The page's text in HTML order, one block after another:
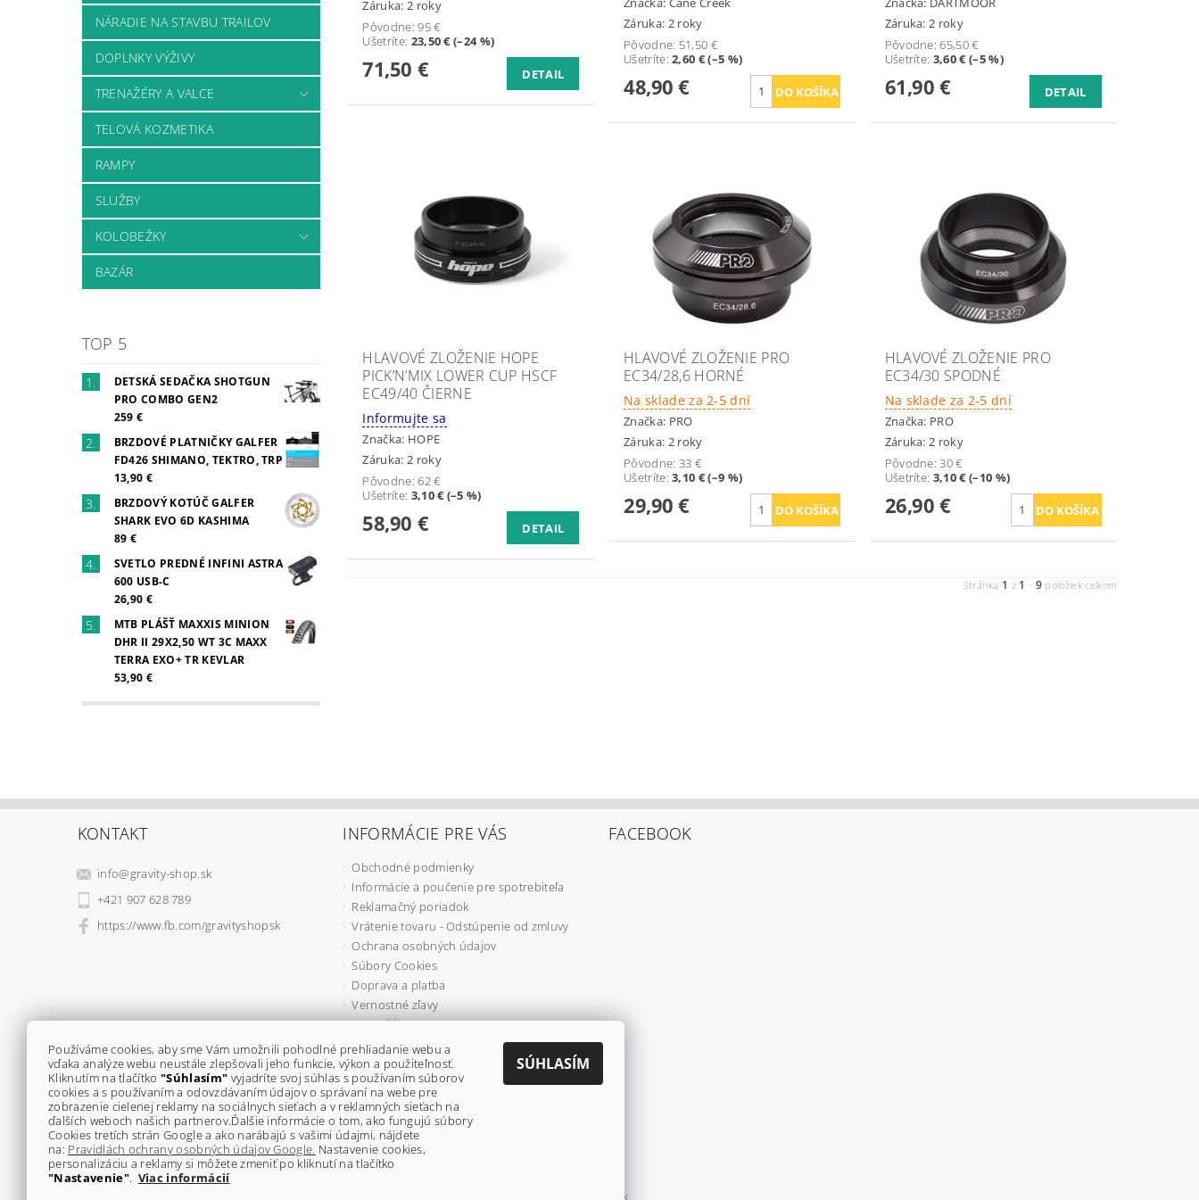
NÁRADIE NA STAVBU TRAILOV
DOPLNKY VÝŽIVY
TRENAŽÉRY A VALCE
TELOVÁ KOZMETIKA
RAMPY
SLUŽBY
KOLOBEŽKY
BAZÁR
TOP 5
DETSKÁ SEDAČKA SHOTGUN
PRO COMBO GEN2
259 €
BRZDOVÉ PLATNIČKY GALFER
FD426 SHIMANO, TEKTRO, TRP
13,90 €
BRZDOVÝ KOTÚČ GALFER
SHARK EVO 6D KASHIMA
89 €
SVETLO PREDNÉ INFINI ASTRA
600 USB-C
26,90 €
MTB PLÁŠŤ MAXXIS MINION
DHR II 29X2,50 WT 3C MAXX
TERRA EXO+ TR KEVLAR
53,90 €
Záruka: 2 roky
Pôvodne:95 €
Ušetríte: 23,50 € (–24 %)
71,50 € DETAIL
Záruka: 2 roky
Pôvodne: 51,50 €
Ušetríte:2,60 € (–5 %)
48,90 €
Záruka: 2 roky
Pôvodne:65,50 €
Ušetríte: 3,60 € (–5 %)
61,90 € DETAIL
HLAVOVÉ ZLOŽENIE HOPE
PICK’N’MIX LOWER CUP HSCF
EC49/40 ČIERNE
Informujte sa
Značka: HOPE
Záruka: 2 roky
Pôvodne:62 €
Ušetríte: 3,10 € (–5 %)
58,90 € DETAIL
HLAVOVÉ ZLOŽENIE PRO
EC34/28,6 HORNÉ
Na sklade za 2-5 dní
Značka: PRO
Záruka: 2 roky
Pôvodne: 33 €
Ušetríte:3,10 € (–9 %)
29,90 €
HLAVOVÉ ZLOŽENIE PRO
EC34/30 SPODNÉ
Na sklade za 2-5 dní
Značka: PRO
Záruka: 2 roky
Pôvodne:30 €
Ušetríte: 3,10 € (–10 %)
26,90 €
Stránka 1 z 1 - 9 položiek celkom
KONTAKT
info@gravity-shop.sk
+421 907 628 789
https://www.fb.com/gravityshopsk
INFORMÁCIE PRE VÁS
Obchodné podmienky
Informácie a poučenie pre spotrebiteľa
Reklamačný poriadok
Vrátenie tovaru - Odstúpenie od zmluvy
Ochrana osobných údajov
Súbory Cookies
Doprava a platba
Vernostné zľavy
Formuláre
Kontakty
FACEBOOK
Shoptet.sk
Používáme cookies, aby sme Vám umožnili pohodlné prehliadanie webu a
vďaka analýze webu neustále zlepšovali jeho funkcie, výkon a použiteľnosť.
Kliknutím na tlačítko"Súhlasím" vyjadríte svoj súhlas s používaním súborov
cookies a s používaním a odovzdávaním údajov o správaní na webe pre
zobrazenie cielenej reklamy na sociálnych sieťach a v reklamných sieťach na
ďalších weboch našich partnerov.Ďalšie informácie o tom, ako fungujú súbory
Cookies tretích strán Google a ako narábajú s vašimi údajmi, nájdete
na: Pravidlách ochrany osobných údajov Google. Nastavenie cookies,
personalizáciu a reklamy si môžete zmeniť po kliknutí na tlačítko
"Nastavenie". Viac informácií
SÚHLASÍM